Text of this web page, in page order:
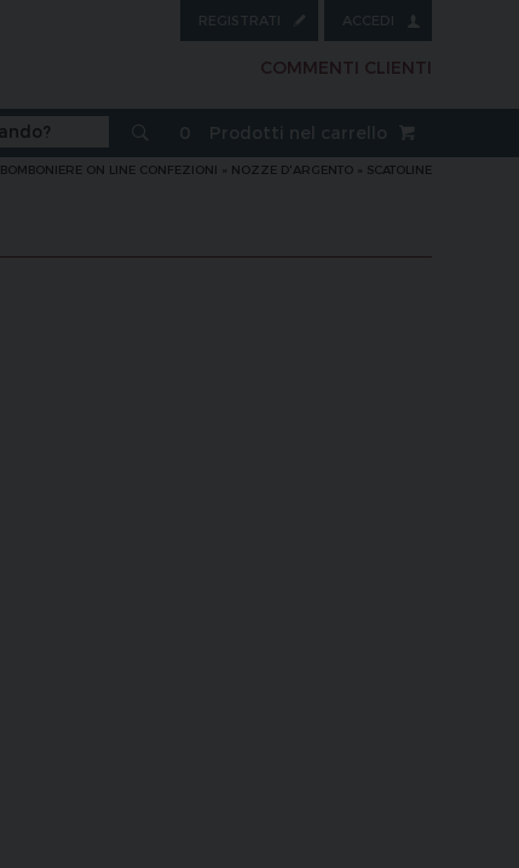
ACCEDI
REGISTRATI
COMMENTI CLIENTI
0 Prodotti nel carrello
BOMBONIERE ON LINE CONFEZIONI » NOZZE D'ARGENTO » SCATOLINE